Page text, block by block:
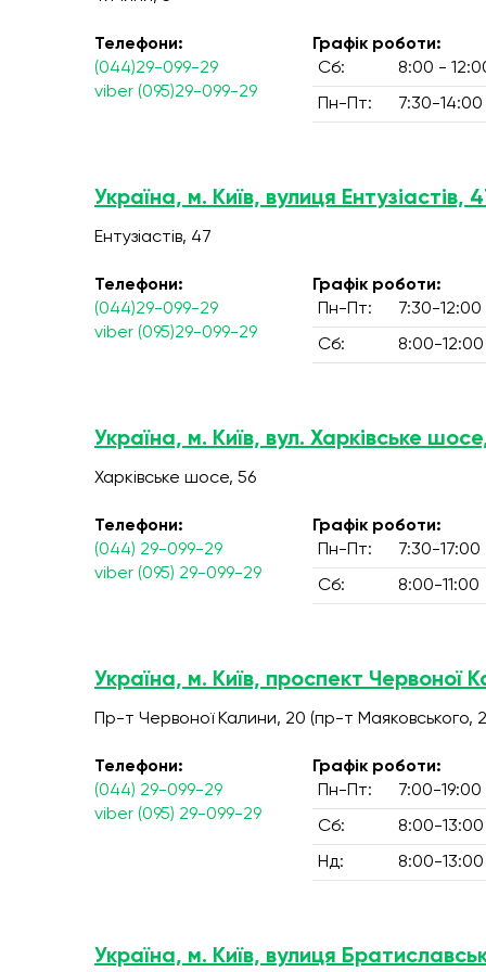
Телефони:
(044)29-099-29
viber (095)29-099-29
Графік роботи:
Сб:
8:00 -
Пн-Пт: 7:30-14:00
Україна, м. Київ, вулиця Ентузіастів,
Ентузіастів, 47
Телефони:
(044)29-099-29
viber (095)29-099-29
Графік роботи:
Пн-Пт:
7:30-12:00
Сб: 8:00-12:00
Україна, м. Київ, вул. Харківське
Харківське шосе, 56
Телефони:
(044) 29-099-29
viber (095) 29-099-29
Графік роботи:
Пн-Пт:
7:30-17:00
Сб: 8:00-11:00
Україна, м. Київ, проспект Червоної
Пр-т Червоної Калини, 20 (пр-т Маяковського,
Телефони:
(044) 29-099-29
viber (095) 29-099-29
Графік роботи:
Пн-Пт:
7:00-19:00
Сб: 8:00-13:00
Нд: 8:00-13:00
Україна, м. Київ, вулиця